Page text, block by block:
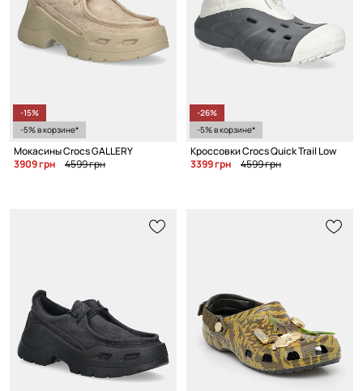
-15%
-5% в корзине*
Мокасины Crocs GALLERY
3909 грн
4599 грн
-26%
-5% в корзине*
Кроссовки Crocs Quick Trail Low
3399 грн
4599 грн